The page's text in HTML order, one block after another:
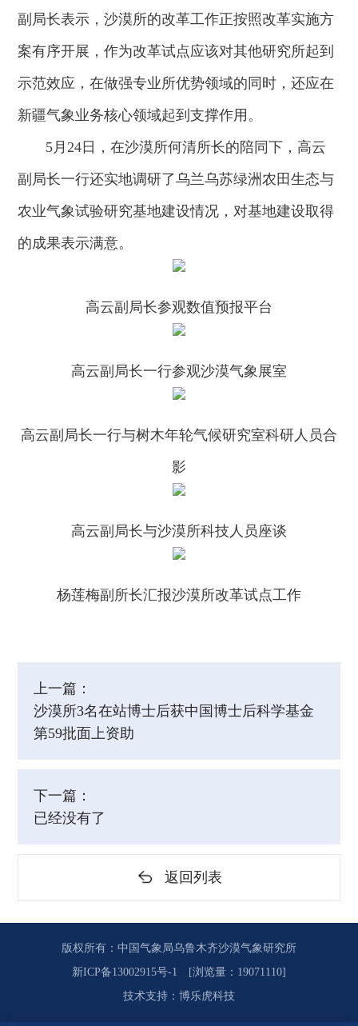
副局长表示，沙漠所的改革工作正按照改革实施方
案有序开展，作为改革试点应该对其他研究所起到
示范效应，在做强专业所优势领域的同时，还应在
新疆气象业务核心领域起到支撑作用。
5月24日，在沙漠所何清所长的陪同下，高云
副局长一行还实地调研了乌兰乌苏绿洲农田生态与
农业气象试验研究基地建设情况，对基地建设取得
的成果表示满意。
高云副局长参观数值预报平台
高云副局长一行参观沙漠气象展室
高云副局长一行与树木年轮气候研究室科研人员合
影
高云副局长与沙漠所科技人员座谈
杨莲梅副所长汇报沙漠所改革试点工作
上一篇：
沙漠所3名在站博士后获中国博士后科学基金
第59批面上资助
下一篇：
已经没有了
返回列表
版权所有：中国气象局乌鲁木齐沙漠气象研究所
新ICP备13002915号-1 [浏览量：19071110]
技术支持 ： 博乐虎科技